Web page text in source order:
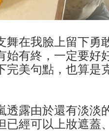
舞在我臉上留下勇
始有終，一定要好
完美句點，也算是
透露由於還有淡淡
已經可以上妝遮蓋